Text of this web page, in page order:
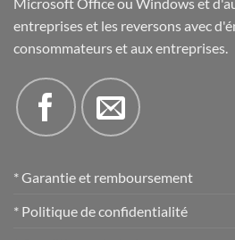
entreprises et les reversons avec
consommateurs et aux entreprises.
* Garantie et remboursement
* Politique de confidentialité